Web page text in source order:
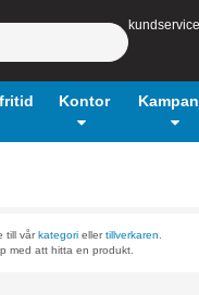
Kontor
till vårkategori ellertillverkaren.
med att hitta en produkt.